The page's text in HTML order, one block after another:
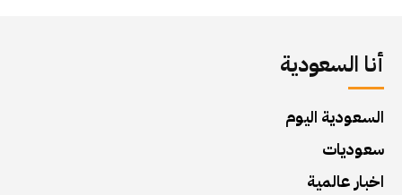
أنا السعودية
السعودية اليوم
سعوديات
اخبار عالمية